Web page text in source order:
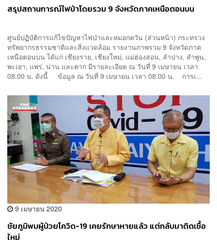
สรุปสถานการณ์ไฟป่าโดยรวม 9 จังหวัดภาคเหนือตอนบน
ศูนย์ปฏิบัติการแก้ไขปัญหาไฟป่าและหมอกควัน (ส่วนหน้า) กระทรวง
ทรัพยากรธรรมชาติและสิ่งแวดล้อม รายงานภาพรวม 9 จังหวัดภาค
เหนือตอนบน ได้แก่ เชียงราย, เชียงใหม่, แม่ฮ่องสอน, ลำปาง, ลำพูน,
พะเยา, แพร่, น่าน และตาก มีรายละเอียด ณ วันที่ 9 เมษายน เวลา
08.00 น. ดังนี้ ข้อมูล ณ วันที่ 9 เมษายน เวลา 08.00 น. การเ...
9 เมษายน 2020
ชัยภูมิพบผู้ป่วยโควิด-19 เคยรักษาหายแล้ว แต่กลับมาติดเชื้อ
ใหม่